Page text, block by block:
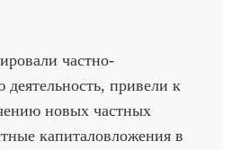
частно-
привели к
новых частных
капиталовложения в